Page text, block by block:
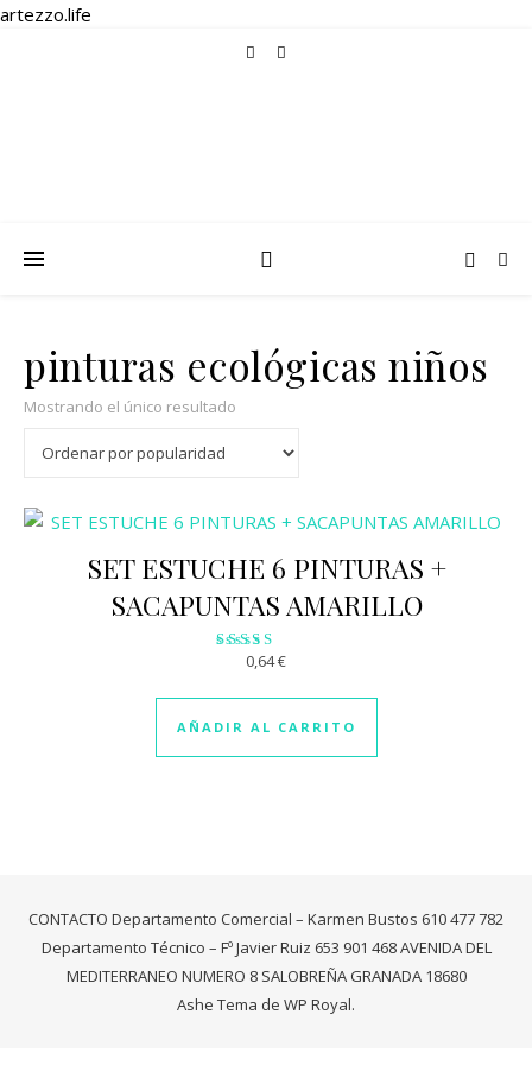
artezzo.life
pinturas ecológicas niños
Mostrando el único resultado
SET ESTUCHE 6 PINTURAS +
SACAPUNTAS AMARILLO
Valorado
3.20
de 5
0,64€
AÑADIR AL CARRITO
CONTACTO Departamento Comercial – Karmen Bustos 610 477 782
Departamento Técnico – Fº Javier Ruiz 653 901 468 AVENIDA DEL
MEDITERRANEO NUMERO 8 SALOBREÑA GRANADA 18680
Ashe Tema de WP Royal.